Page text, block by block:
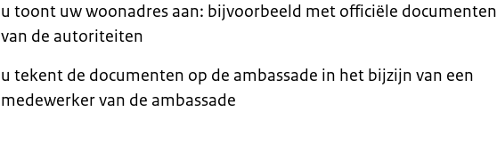
u toont uw woonadres aan: bijvoorbeeld met officiële documenten
van de autoriteiten
u tekent de documenten op de ambassade in het bijzijn van een
medewerker van de ambassade